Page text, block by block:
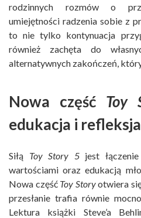
rodzinnych rozmów o
umiejętności radzenia sobie z
to nie tylko kontynuacja
również zachęta do
alternatywnych zakończeń,
Nowa część Toy
edukacja i
Siłą Toy Story 5jest
wartościami oraz edukacją
Nowa częśćToy Storyotwiera
przesłanie trafia równie
Lektura książki Steve’a